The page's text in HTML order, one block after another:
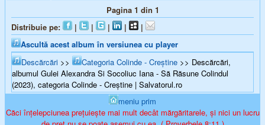
Pagina 1 din 1
Distribuie pe:
| | | |
|
Ascultă acest album în versiunea cu player
Descărcări >> Categoria Colinde - Creștine >> Descărcări,
albumul Gulei Alexandra Si Socoliuc Iana - Să Răsune Colindul
(2023), categoria Colinde - Creștine | Salvatorul.ro
meniu prim
Căci înțelepciunea prețuiește mai mult decât mărgăritarele, și nici un lucru